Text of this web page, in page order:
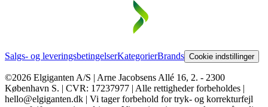
Salgs- og leveringsbetingelserKategorierBrands Cookie indstillinger
©2026 Elgiganten A/S | Arne Jacobsens Allé 16, 2. - 2300
København S. | CVR: 17237977 | Alle rettigheder forbeholdes |
hello@elgiganten.dk | Vi tager forbehold for tryk- og korrekturfejl